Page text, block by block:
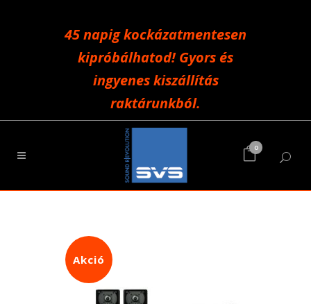
45 napig kockázatmentesen
kipróbálhatod! Gyors és
ingyenes kiszállítás
raktárunkból.
0
Akció